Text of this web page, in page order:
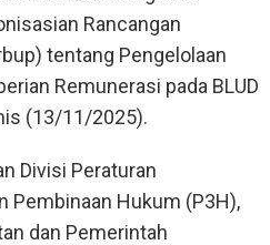
Rancangan
tentang Pengelolaan
Remunerasi pada BLUD
(13/11/2025).
Divisi Peraturan
Pembinaan Hukum (P3H),
dan Pemerintah